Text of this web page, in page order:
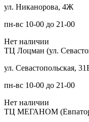
ул. Никанорова, 4Ж
пн-вс 10-00 до 21-00
Нет наличии
ТЦ Лоцман (ул.
ул. Севастопольская,
пн-вс 10-00 до 21-00
Нет наличии
ТЦ МЕГАНОМ